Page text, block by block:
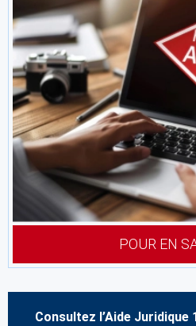
POUR EN
Consultez l’Aide